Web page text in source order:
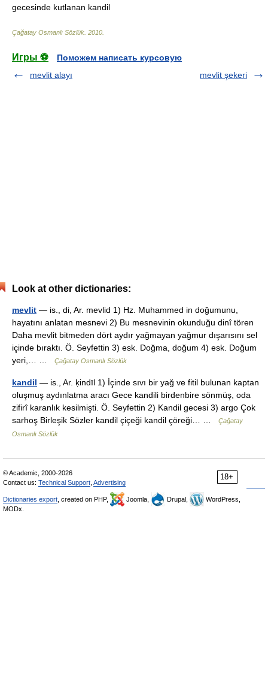
gecesinde kutlanan kandil
Çağatay Osmanlı Sözlük 2010
Игры ⚽
Поможем написать курсовую
mevlit alayı
mevlit şekeri
Look at other dictionaries:
mevlit — is., di, Ar. mevlid 1) Hz. Muhammed in doğumunu,
hayatını anlatan mesnevi 2) Bu mesnevinin okunduğu dinî tören
Daha mevlit bitmeden dört aydır yağmayan yağmur dışarısını sel
içinde bıraktı. Ö. Seyfettin 3) esk. Doğma, doğum 4) esk. Doğum
yeri,… …
Çağatay Osmanlı Sözlük
kandil — is., Ar. ḳindīl 1) İçinde sıvı bir yağ ve fitil bulunan kaptan
oluşmuş aydınlatma aracı Gece kandili birdenbire sönmüş, oda
zifirî karanlık kesilmişti. Ö. Seyfettin 2) Kandil gecesi 3) argo Çok
sarhoş Birleşik Sözler kandil çiçeği kandil çöreği… …
Çağatay
Osmanlı Sözlük
18+
© Academic, 2000-2026
Contact us: Technical Support Advertising
Dictionaries export , created on PHP, Joomla, Drupal,
WordPress,
MODx.